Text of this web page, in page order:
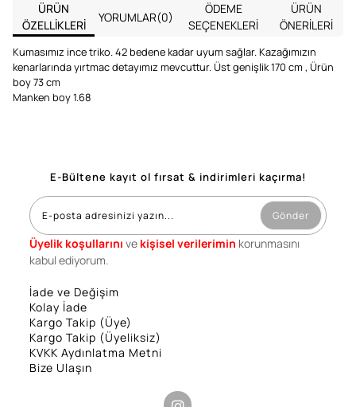
ÜRÜN
ÖZELLIKLERI
YORUMLAR(0)
ÖDEME
SEÇENEKLERI
ÜRÜN
ÖNERILERI
Kumasımız ince triko. 42 bedene kadar uyum sağlar. Kazağımızın
kenarlarında yırtmac detayımız mevcuttur. Üst genişlik 170 cm , Ürün
boy 73 cm
Manken boy 1.68
E-Bültene kayıt ol fırsat & indirimleri kaçırma!
Gönder
Üyelik koşullarını ve kişisel verilerimin korunmasını
kabul ediyorum.
İade ve Değişim
Kolay İade
Kargo Takip (Üye)
Kargo Takip (Üyeliksiz)
KVKK Aydınlatma Metni
Bize Ulaşın